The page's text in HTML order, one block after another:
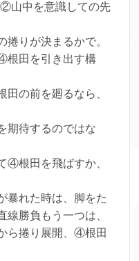
山中を意識しての先
りが決まるかで。
根田を引き出す構
の前を廻るなら、
期待するのではな
④根田を飛ばすか、
暴れた時は、脚をた
勝負もう一つは、
ら捲り展開、④根田